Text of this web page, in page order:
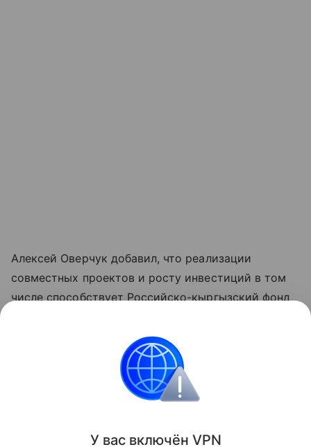
Алексей Оверчук добавил, что реализации
совместных проектов и росту инвестиций в том
числе способствует Российско-кыргызский фонд
укрепления двусторонних связей.
"Реализовано около четырех тысяч проектов во
всех регионах республики", - отметил он.
Поделиться
У вас включён VPN